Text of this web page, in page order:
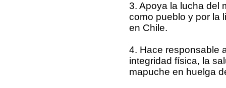
3. Apoya la lucha del
como pueblo y por la
en Chile.
4. Hace responsable
integridad física, la
mapuche en huelga